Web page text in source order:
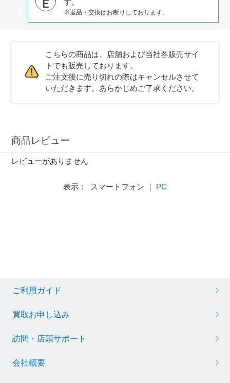
す。
※返品・交換はお断りしております。
こちらの商品は、店舗および当社各販売サイ
トでも販売しております。
ご注文後に売り切れの際はキャンセルさせて
いただきます。あらかじめご了承ください。
商品レビュー
レビューがありません
表示： スマートフォン ｜ PC
ご利用ガイド
買取お申し込み
訪問・店頭サポート
会社概要